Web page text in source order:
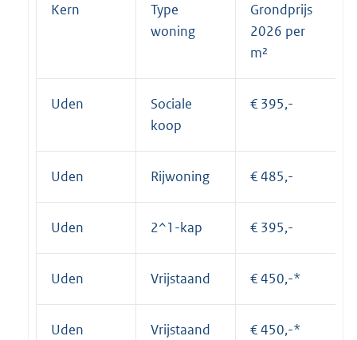
Kern
Type
woning
Grondprijs
2026 per
m²
Uden
Sociale
koop
€ 395,-
Uden Rijwoning € 485,-
Uden 2^1-kap € 395,-
Uden Vrijstaand € 450,-*
Uden
Vrijstaand
€ 450,-*